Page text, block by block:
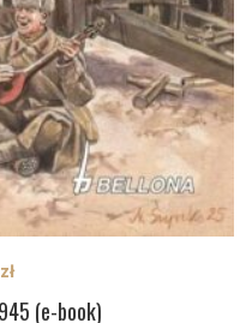
(e-book)
zł